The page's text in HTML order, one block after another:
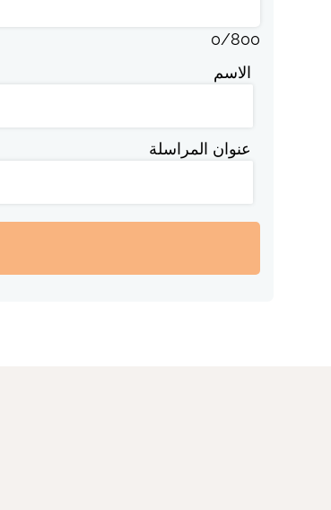
0/800
الاسم
عنوان المراسلة